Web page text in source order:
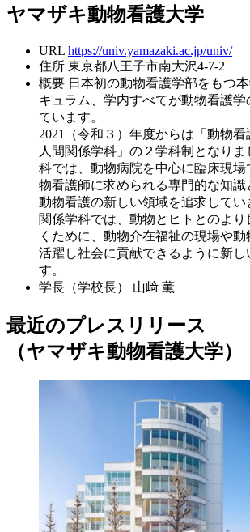
ヤマザキ動物看護大学
URL https://univ.yamazaki.ac.jp/univ/
住所 東京都八王子市南大沢4-7-2
概要 日本初の動物看護学部をもつ
キュラム、学内すべてが動物看護
ています。
2021（令和３）年度からは「動物
人間関係学科」の２学科制となり
科では、動物病院を中心に臨床現場
物看護師に求められる専門的な知識
動物看護の新しい領域を追求してい
関係学科では、動物とヒトとのよ
くために、動物介在福祉の現場や
活躍し社会に貢献できるように新し
す。
学長（学校長）
山﨑 薫
最近のプレスリリース
（ヤマザキ動物看護大学）